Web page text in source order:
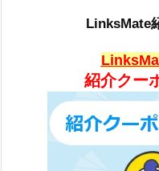
LinksMate
紹介クー